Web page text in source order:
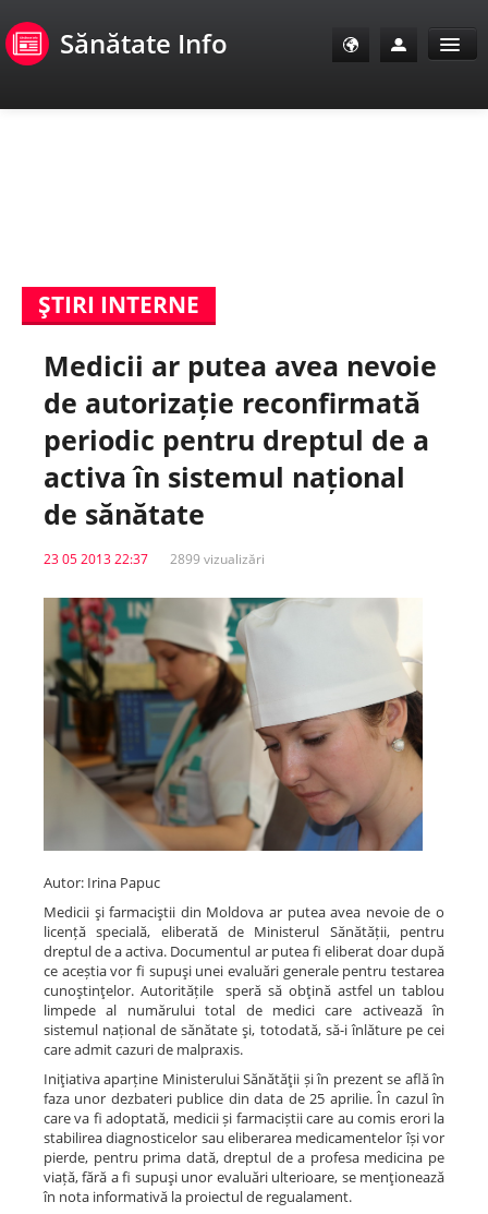
Sănătate Info
E-Sănătate Pacienți
E-Sănătate Medici
E-Sănătate Instituții
Tuberculoza Info
Centrul PAS
Școala E-Sănătate
SanoTeca
ŞTIRI INTERNE
Medicii ar putea avea nevoie
de autorizație reconfirmată
periodic pentru dreptul de a
activa în sistemul național
de sănătate
23 05 2013 22:37 2899 vizualizări
Autor: Irina Papuc
Medicii şi farmaciştii din Moldova ar putea avea nevoie de o
licență specială, eliberată de Ministerul Sănătății, pentru
dreptul de a activa. Documentul ar putea fi eliberat doar după
ce aceștia vor fi supuşi unei evaluări generale pentru testarea
cunoştinţelor. Autoritățile speră să obţină astfel un tablou
limpede al numărului total de medici care activează în
sistemul național de sănătate şi, totodată, să-i înlăture pe cei
care admit cazuri de malpraxis.
Iniţiativa aparține Ministerului Sănătăţii și în prezent se află în
faza unor dezbateri publice din data de 25 aprilie. În cazul în
care va fi adoptată, medicii și farmaciștii care au comis erori la
stabilirea diagnosticelor sau eliberarea medicamentelor își vor
pierde, pentru prima dată, dreptul de a profesa medicina pe
viață, fără a fi supuşi unor evaluări ulterioare, se menţionează
în nota informativă la proiectul de regualament.